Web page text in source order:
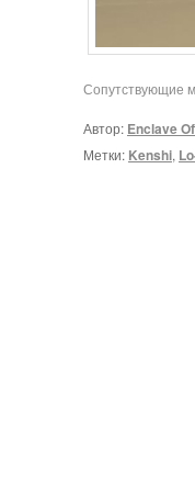
Сопутствующие
Автор: Enclave
Метки: Kenshi,